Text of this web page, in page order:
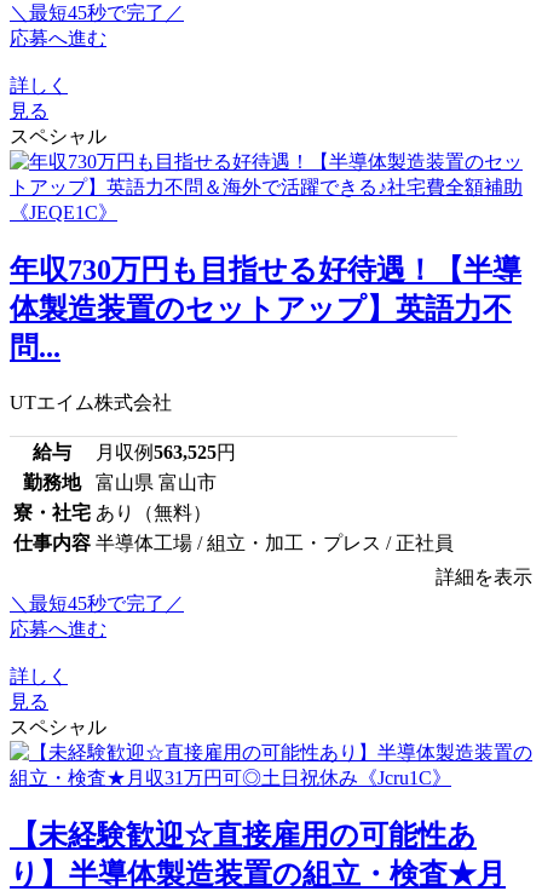
＼最短45秒で完了／
応募へ進む
詳しく
見る
スペシャル
年収730万円も目指せる好待遇！【半導
体製造装置のセットアップ】英語力不
問...
UTエイム株式会社
給与 月収例563,525円
勤務地
富山県 富山市
寮・社宅 あり（無料）
仕事内容 半導体工場 / 組立・加工・プレス / 正社員
詳細を表示
＼最短45秒で完了／
応募へ進む
詳しく
見る
スペシャル
【未経験歓迎☆直接雇用の可能性あ
り】半導体製造装置の組立・検査★月